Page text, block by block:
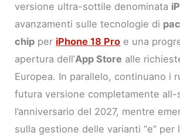
versione ultra-sottile denominata
avanzamenti sulle tecnologie di
chip per iPhone 18 Pro e una
apertura dell’App Store alle
Europea. In parallelo, continuano i
futura versione completamente all-
l’anniversario del 2027, mentre
sulla gestione delle varianti “e” per